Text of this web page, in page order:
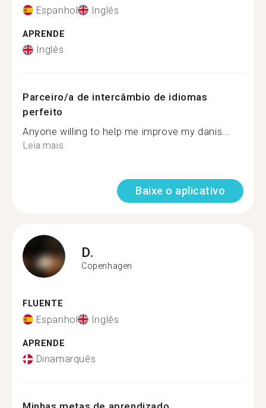
Espanhol Inglês
APRENDE
Inglês
Parceiro/a de intercâmbio de idiomas
perfeito
Anyone willing to help me improve my danis...
Leia mais
Baixe o aplicativo
D.
Copenhagen
FLUENTE
Espanhol Inglês
APRENDE
Dinamarquês